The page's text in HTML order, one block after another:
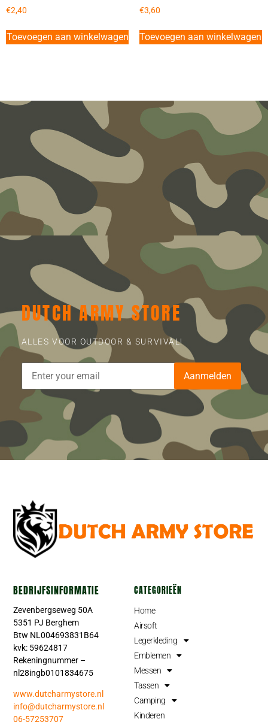
€2,40
Toevoegen aan winkelwagen
€3,60
Toevoegen aan winkelwagen
DUTCH ARMY STORE
ALLES VOOR OUTDOOR & SURVIVAL!
Aanmelden
BEDRIJFSINFORMATIE
Zevenbergseweg 50A
5351 PJ Berghem
Btw NL004693831B64
kvk: 59624817
Rekeningnummer –
nl28ingb0101834675
www.dutcharmystore.nl
info@dutcharmystore.nl
06-57253707
CATEGORIEËN
Home
Airsoft
Legerkleding
Emblemen
Messen
Tassen
Camping
Kinderen